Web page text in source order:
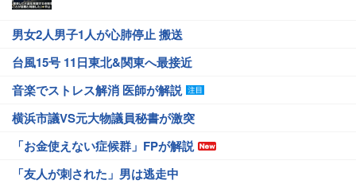
男女2人男子1人が心肺停止 搬送
台風15号 11日東北&関東へ最接近
音楽でストレス解消 医師が解説
横浜市議VS元大物議員秘書が激突
「お金使えない症候群」FPが解説
「友人が刺された」男は逃走中